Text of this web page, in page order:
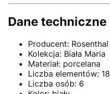
Dane techniczne
Producent: Rosenthal
Kolekcja: Biała Maria
Materiał: porcelana
Liczba elementów: 18
Liczba osób: 6